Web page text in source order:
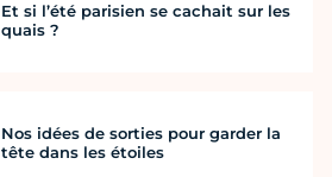
Et si l’été parisien se cachait sur les
quais ?
Nos idées de sorties pour garder la
tête dans les étoiles